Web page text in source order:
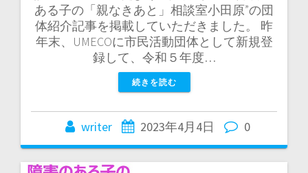
ある子の「親なきあと」相談室小田原”の団
体紹介記事を掲載していただきました。 昨
年末、UMECOに市民活動団体として新規登
録して、令和５年度…
続きを読む
writer 2023年4月4日 0